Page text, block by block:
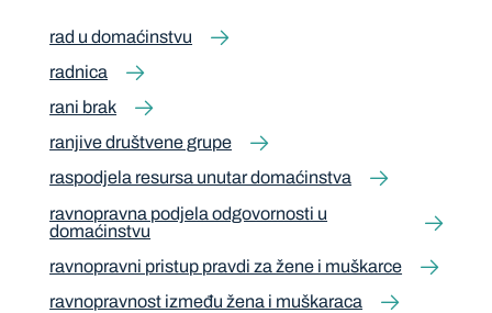
rad u domaćinstvu
radnica
rani brak
ranjive društvene grupe
raspodjela resursa unutar domaćinstva
ravnopravna podjela odgovornosti u
domaćinstvu
ravnopravni pristup pravdi za žene i muškarce
ravnopravnost između žena i muškaraca